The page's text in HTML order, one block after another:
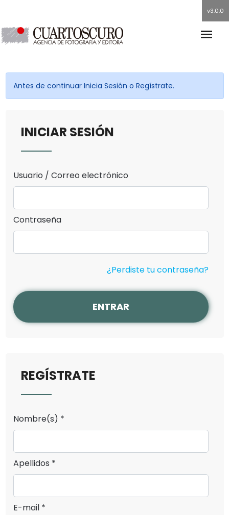
v3.0.0
Antes de continuar Inicia Sesión o Regístrate.
INICIAR SESIÓN
Usuario / Correo electrónico
Contraseña
¿Perdiste tu contraseña?
ENTRAR
REGÍSTRATE
Nombre(s) *
Apellidos *
E-mail *